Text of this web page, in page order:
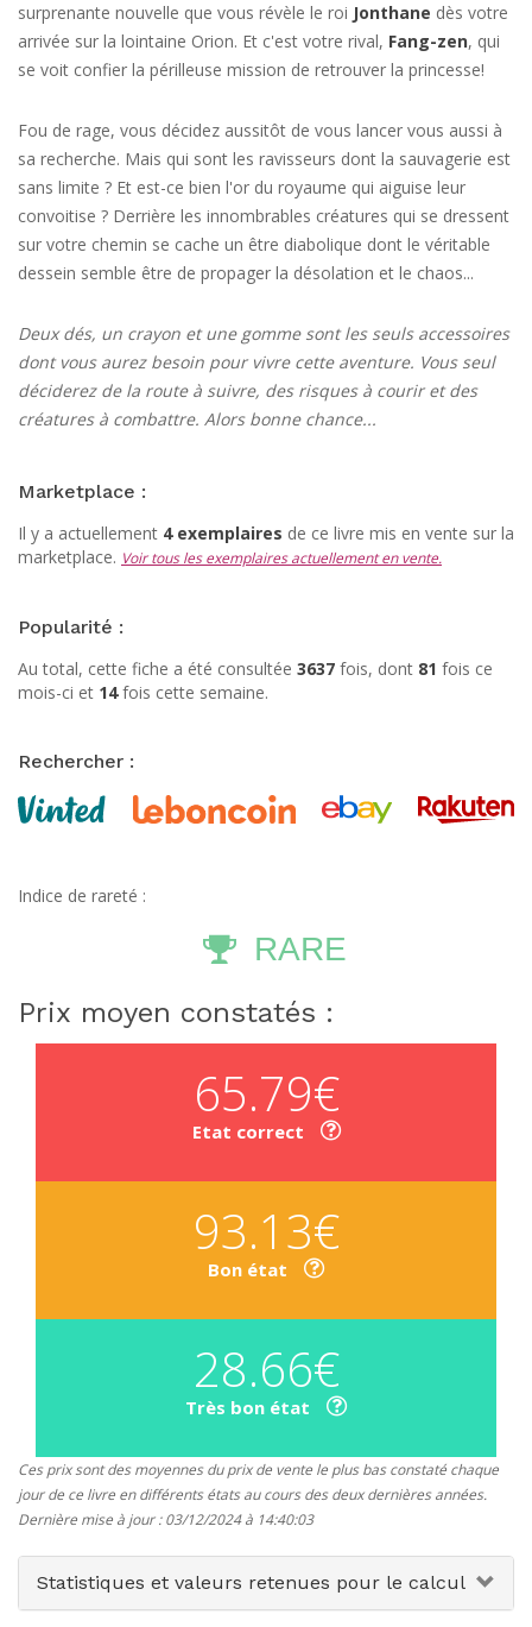
surprenante nouvelle que vous révèle le roi Jonthane dès votre
arrivée sur la lointaine Orion. Et c'est votre rival, Fang-zen, qui
se voit confier la périlleuse mission de retrouver la princesse!
Fou de rage, vous décidez aussitôt de vous lancer vous aussi à
sa recherche. Mais qui sont les ravisseurs dont la sauvagerie est
sans limite ? Et est-ce bien l'or du royaume qui aiguise leur
convoitise ? Derrière les innombrables créatures qui se dressent
sur votre chemin se cache un être diabolique dont le véritable
dessein semble être de propager la désolation et le chaos...
Deux dés, un crayon et une gomme sont les seuls accessoires
dont vous aurez besoin pour vivre cette aventure. Vous seul
déciderez de la route à suivre, des risques à courir et des
créatures à combattre. Alors bonne chance...
Marketplace :
Il y a actuellement 4 exemplaires de ce livre mis en vente sur la
marketplace. Voir tous les exemplaires actuellement en vente.
Popularité :
Au total, cette fiche a été consultée 3637 fois, dont 81 fois ce
mois-ci et 14fois cette semaine.
Rechercher :
Indice de rareté :
RARE
Prix moyen constatés :
65.79€
Etat correct
93.13€
Bon état
28.66€
Très bon état
Ces prix sont des moyennes du prix de vente le plus bas constaté chaque
jour de ce livre en différents états au cours des deux dernières années.
Dernière mise à jour : 03/12/2024 à 14:40:03
Statistiques et valeurs retenues pour le calcul